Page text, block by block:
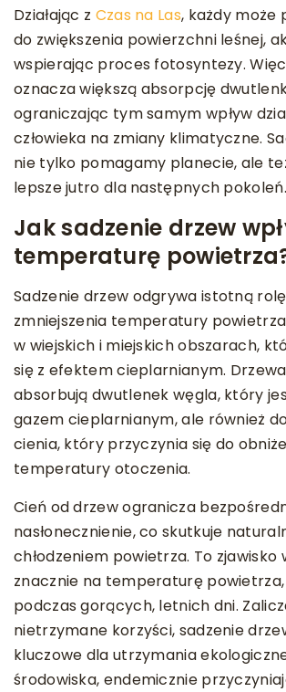
Działając z Czas na Las, każdy może
do zwiększenia powierzchni leśnej,
wspierając proces fotosyntezy.
oznacza większą absorpcję
ograniczając tym samym wpływ
człowieka na zmiany klimatyczne.
nie tylko pomagamy planecie, ale
lepsze jutro dla następnych pokoleń.
Jak sadzenie drzew
temperaturę
Sadzenie drzew odgrywa istotną
zmniejszenia temperatury
w wiejskich i miejskich obszarach,
się z efektem cieplarnianym.
absorbują dwutlenek węgla, który
gazem cieplarnianym, ale również
cienia, który przyczynia się do
temperatury otoczenia.
Cień od drzew ogranicza
nasłonecznienie, co skutkuje
chłodzeniem powietrza. To zjawisko
znacznie na temperaturę powietrza,
podczas gorących, letnich dni.
nietrzymane korzyści, sadzenie
kluczowe dla utrzymania
środowiska, endemicznie